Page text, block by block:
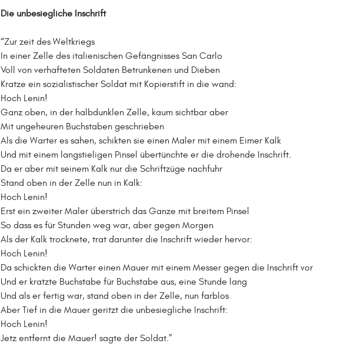
Die unbesiegliche Inschrift
“Zur zeit des Weltkriegs
In einer Zelle des italienischen Gefängnisses San Carlo
Voll von verhafteten Soldaten Betrunkenen und Dieben
Kratze ein sozialistischer Soldat mit Kopierstift in die wand:
Hoch Lenin!
Ganz oben, in der halbdunklen Zelle, kaum sichtbar aber
Mit ungeheuren Buchstaben geschrieben
Als die Warter es sahen, schikten sie einen Maler mit einem Eimer Kalk
Und mit einem langstieligen Pinsel übertünchte er die drohende Inschrift.
Da er aber mit seinem Kalk nur die Schriftzüge nachfuhr
Stand oben in der Zelle nun in Kalk:
Hoch Lenin!
Erst ein zweiter Maler überstrich das Ganze mit breitem Pinsel
So dass es für Stunden weg war, aber gegen Morgen
Als der Kalk trocknete, trat darunter die Inschrift wieder hervor:
Hoch Lenin!
Da schickten die Warter einen Mauer mit einem Messer gegen die Inschrift vor
Und er kratzte Buchstabe für Buchstabe aus, eine Stunde lang
Und als er fertig war, stand oben in der Zelle, nun farblos
Aber Tief in die Mauer geritzt die unbesiegliche Inschrift:
Hoch Lenin!
Jetz entfernt die Mauer! sagte der Soldat.”